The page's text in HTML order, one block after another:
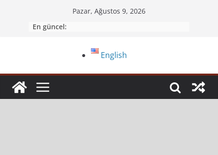
Pazar, Ağustos 9, 2026
En güncel:
English